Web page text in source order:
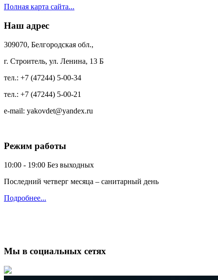
Полная карта сайта...
Наш адрес
309070, Белгородская обл.,
г. Строитель, ул. Ленина, 13 Б
тел.: +7 (47244) 5-00-34
тел.: +7 (47244) 5-00-21
e-mail: yakovdet@yandex.ru
Режим работы
10:00 - 19:00 Без выходных
Последний четверг месяца – санитарный день
Подробнее...
Мы в социальных сетях